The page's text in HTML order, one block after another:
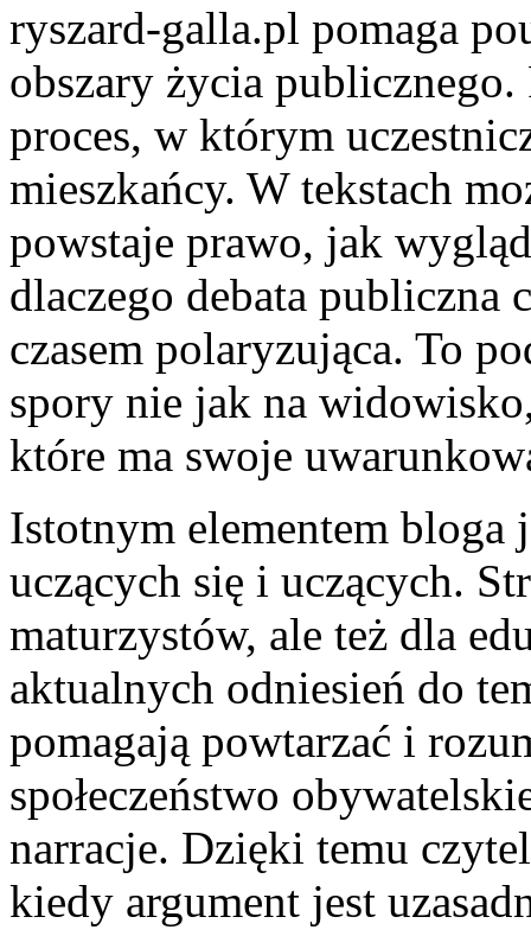
ryszard-galla.pl pomaga
obszary życia
proces, w którym
mieszkańcy. W tekstach
powstaje prawo, jak
dlaczego debata publiczna
czasem polaryzująca. To
spory nie jak na
które ma swoje
Istotnym elementem bloga
uczących się i uczących.
maturzystów, ale też dla
aktualnych odniesień do
pomagają powtarzać i
społeczeństwo
narracje. Dzięki temu
kiedy argument jest